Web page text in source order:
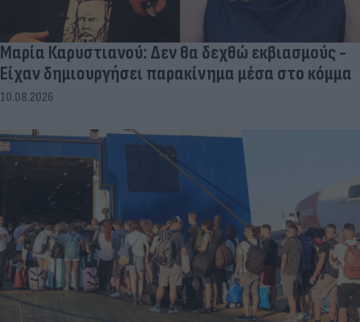
Μαρία Καρυστιανού: Δεν θα δεχθώ εκβιασμούς -
Είχαν δημιουργήσει παρακίνημα μέσα στο κόμμα
10.08.2026